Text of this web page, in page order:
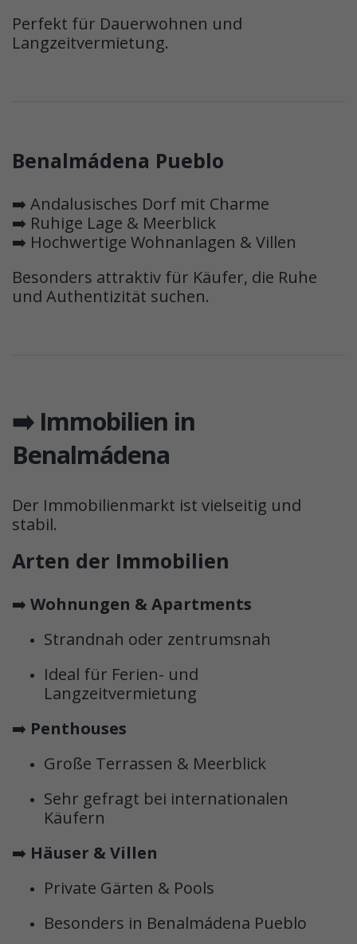
Perfekt für Dauerwohnen und
Langzeitvermietung.
Benalmádena Pueblo
➡️ Andalusisches Dorf mit Charme
➡️ Ruhige Lage & Meerblick
➡️ Hochwertige Wohnanlagen & Villen
Besonders attraktiv für Käufer, die Ruhe
und Authentizität suchen.
➡️ Immobilien in
Benalmádena
Der Immobilienmarkt ist vielseitig und
stabil.
Arten der Immobilien
➡️ Wohnungen & Apartments
Strandnah oder zentrumsnah
Ideal für Ferien- und
Langzeitvermietung
➡️ Penthouses
Große Terrassen & Meerblick
Sehr gefragt bei internationalen
Käufern
➡️ Häuser & Villen
Private Gärten & Pools
Besonders in Benalmádena Pueblo